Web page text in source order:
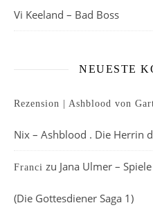
Vi Keeland – Bad Boss
NEUESTE
Rezension | Ashblood von
Nix – Ashblood . Die Herrin
Franci zu Jana Ulmer –
(Die Gottesdiener Saga 1)